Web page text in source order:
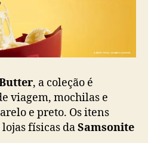
d
e
m
B
, a coleção é
viagem, mochilas e
e preto. Os itens
físicas daSamsonite